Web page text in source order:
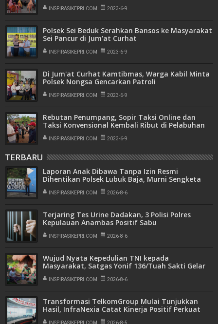
INSPIRASIKEPRI.COM 2023-6-9
Polsek Sei Beduk Serahkan Bansos ke Masyarakat
Sei Pancur di Jum'at Curhat
INSPIRASIKEPRI.COM 2023-6-9
Di Jum'at Curhat Kamtibmas, Warga Kabil Minta
Polsek Nongsa Gencarkan Patroli
INSPIRASIKEPRI.COM 2023-6-9
Rebutan Penumpang, Sopir Taksi Online dan
Taksi Konvensional Kembali Ribut di Pelabuhan
INSPIRASIKEPRI.COM 2023-6-9
TERBARU
Laporan Anak Dibawa Tanpa Izin Resmi
Dihentikan Polsek Lubuk Baja, Murni Sengketa
INSPIRASIKEPRI.COM 2026-8-6
Terjaring Tes Urine Dadakan, 3 Polisi Polres
Kepulauan Anambas Positif Sabu
INSPIRASIKEPRI.COM 2026-8-6
Wujud Nyata Kepedulian TNI kepada
Masyarakat, Satgas Yonif 136/Tuah Sakti Gelar
Pengobatan Keliling di Kampung Kalome
INSPIRASIKEPRI.COM 2026-8-6
Transformasi TelkomGroup Mulai Tunjukkan
Hasil, InfraNexia Catat Kinerja Positif Perkuat
Infrastruktur Digital Nasional
INSPIRASIKEPRI.COM 2026-8-5